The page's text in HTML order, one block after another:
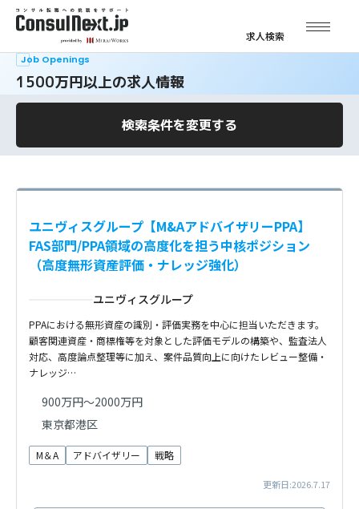
求人検索
Job Openings
1500万円以上の求人情報
検索条件を変更する
ユニヴィスグループ【M&AアドバイザリーPPA】
FAS部門/PPA領域の高度化を担う中核ポジション
（高度無形資産評価・ナレッジ強化）
ユニヴィスグループ
PPAにおける無形資産の識別・評価実務を中心に担当いただきます。
顧客関連資産・商標権等を対象とした評価モデルの構築や、監査法人
対応、高度論点整理等に加え、案件品質向上に向けたレビュー整備・
ナレッジ…
900万円～2000万円
東京都港区
M＆A アドバイザリー 戦略
更新日:2026.7.17